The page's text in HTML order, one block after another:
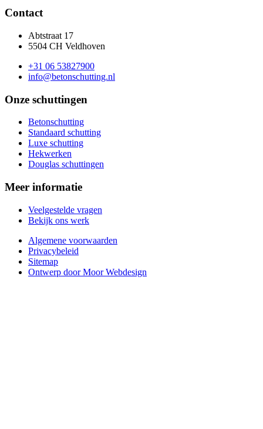
Contact
Abtstraat 17
5504 CH Veldhoven
+31 06 53827900
info@betonschutting.nl
Onze schuttingen
Betonschutting
Standaard schutting
Luxe schutting
Hekwerken
Douglas schuttingen
Meer informatie
Veelgestelde vragen
Bekijk ons werk
Algemene voorwaarden
Privacybeleid
Sitemap
Ontwerp door Moor Webdesign